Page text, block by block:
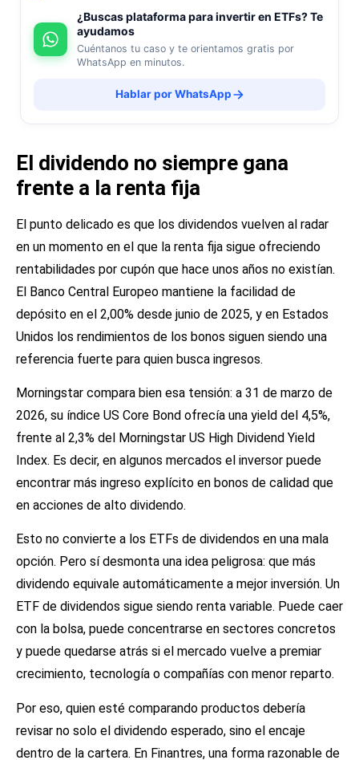
¿Buscas plataforma para invertir en ETFs? Te
ayudamos
Cuéntanos tu caso y te orientamos gratis por
WhatsApp en minutos.
Hablar por WhatsApp
El dividendo no siempre gana
frente a la renta fija
El punto delicado es que los dividendos vuelven al radar
en un momento en el que la renta fija sigue ofreciendo
rentabilidades por cupón que hace unos años no existían.
El Banco Central Europeo mantiene la facilidad de
depósito en el 2,00% desde junio de 2025, y en Estados
Unidos los rendimientos de los bonos siguen siendo una
referencia fuerte para quien busca ingresos.
Morningstar compara bien esa tensión: a 31 de marzo de
2026, su índice US Core Bond ofrecía una yield del 4,5%,
frente al 2,3% del Morningstar US High Dividend Yield
Index. Es decir, en algunos mercados el inversor puede
encontrar más ingreso explícito en bonos de calidad que
en acciones de alto dividendo.
Esto no convierte a los ETFs de dividendos en una mala
opción. Pero sí desmonta una idea peligrosa: que más
dividendo equivale automáticamente a mejor inversión. Un
ETF de dividendos sigue siendo renta variable. Puede caer
con la bolsa, puede concentrarse en sectores concretos
y puede quedarse atrás si el mercado vuelve a premiar
crecimiento, tecnología o compañías con menor reparto.
Por eso, quien esté comparando productos debería
revisar no solo el dividendo esperado, sino el encaje
dentro de la cartera. En Finantres, una forma razonable de